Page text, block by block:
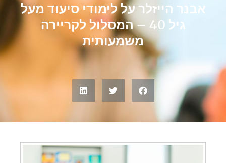
אבנר הייזלר על לימודי סיעוד מעל
גיל 40 – המסלול לקריירה
משמעותית